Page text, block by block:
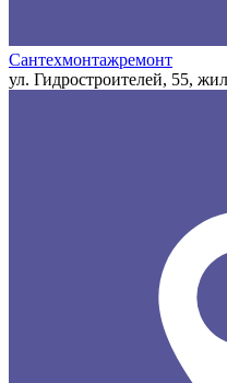
Сантехмонтажремонт
ул. Гидростроителей, 55,